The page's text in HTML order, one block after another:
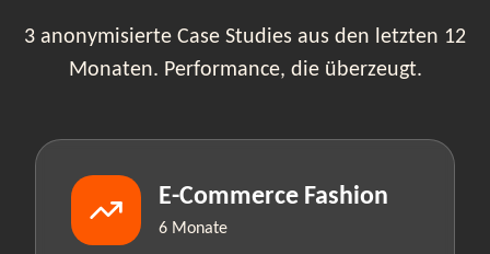
3 anonymisierte Case Studies aus den letzten 12
Monaten. Performance, die überzeugt.
E-Commerce Fashion
6 Monate